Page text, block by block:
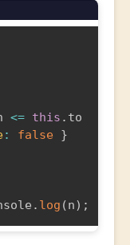
<= this . to
: false }
. log (n) ;